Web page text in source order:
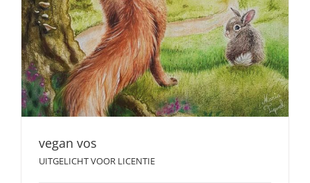
UITGELICHT VOOR LICENTIE
vegan vos
UITGELICHT VOOR LICENTIE